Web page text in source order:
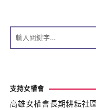
支持女權會
高雄女權會長期耕耘社